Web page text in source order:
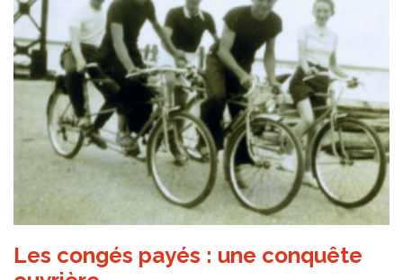
Les congés payés : une conquête